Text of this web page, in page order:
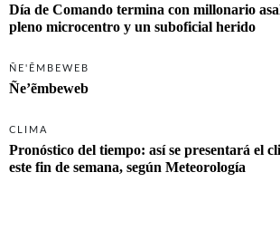
Día de Comando termina con millonario
pleno microcentro y un suboficial herido
ÑE'ẼMBEWEB
Ñe’ẽmbeweb
CLIMA
Pronóstico del tiempo: así se presentará el
este fin de semana, según Meteorología